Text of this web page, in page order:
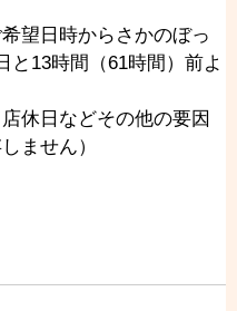
望日時からさかのぼっ
と13時間（61時間）前よ
日などその他の要因
ません）